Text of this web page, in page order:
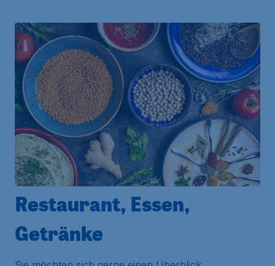
Restaurant, Essen,
Getränke